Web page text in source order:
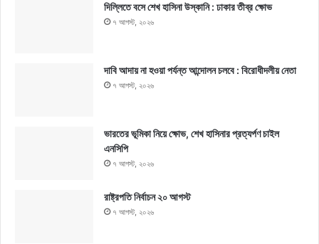
দিল্লিতে বসে শেখ হাসিনা উস্কানি : ঢাকার তীব্র ক্ষোভ
৭ আগস্ট, ২০২৬
দাবি আদায় না হওয়া পর্যন্ত আন্দোলন চলবে : বিরোধীদলীয় নেতা
৭ আগস্ট, ২০২৬
ভারতের ভূমিকা নিয়ে ক্ষোভ, শেখ হাসিনার প্রত্যর্পণ চাইল
এনসিপি
৭ আগস্ট, ২০২৬
রাষ্ট্রপতি নির্বাচন ২০ আগস্ট
৭ আগস্ট, ২০২৬